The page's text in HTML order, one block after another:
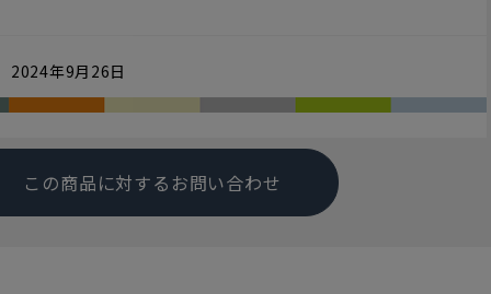
2024年9月26日
この商品に対するお問い合わせ